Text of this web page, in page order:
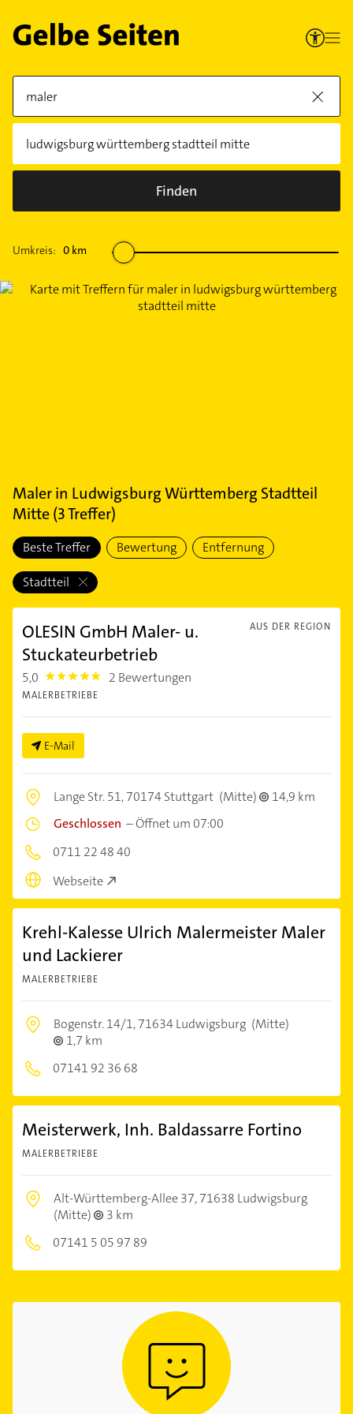
Finden
Umkreis: 0 km
Malerin Ludwigsburg Württemberg Stadtteil
Mitte(3Treffer)
Beste Treffer Bewertung Entfernung
Stadtteil
AUS DER REGION
OLESIN GmbH Maler- u.
Stuckateurbetrieb
5,0 5.0 2 Bewertungen
MALERBETRIEBE
E-Mail
Lange Str. 51,70174 Stuttgart (Mitte)
14,9 km
Geschlossen –Öffnet um 07:00
0711 22 48 40
Webseite
Krehl-Kalesse Ulrich Malermeister Maler
und Lackierer
MALERBETRIEBE
Bogenstr. 14/1,71634 Ludwigsburg (Mitte)
1,7 km
07141 92 36 68
Meisterwerk, Inh. Baldassarre Fortino
MALERBETRIEBE
Alt-Württemberg-Allee 37,71638 Ludwigsburg
(Mitte)
3 km
07141 5 05 97 89